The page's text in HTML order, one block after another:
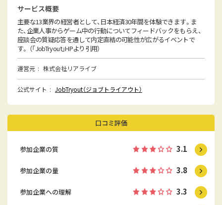
サービス概要
主要な13業界の経営者として、日本経済30年間を体験できます。ま
た、企業人事からゲーム中の行動についてフィードバックをもらえ、
座談会の質疑応答を通して内定直結の可能性が広がるイベントで
す。 （「JobTryout」HPより引用）
運営元 株式会社リアライブ
公式サイト JobTryout（ジョブトライアウト）
口コミ評価
参加企業の質 3.1
参加企業の量 3.8
参加企業への理解 3.3